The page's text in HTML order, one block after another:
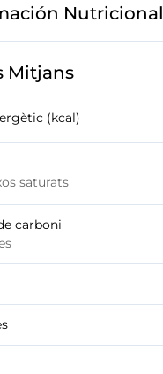
Nutricional
Mitjans
(kcal)
saturats
carboni